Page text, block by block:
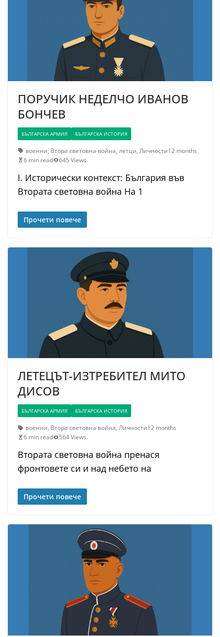
ПОРУЧИК НЕДЕЛЧО ИВАНОВ
БОНЧЕВ
БЪЛГАРСКА АРМИЯ БЪЛГАРСКА ИСТОРИЯ
военни, Втора световна война, летци, Личности12 months
6 min read
645 Views
I. Исторически контекст: България във
Втората световна война На 1
Прочети повече
ЛЕТЕЦЪТ-ИЗТРЕБИТЕЛ МИТО
ДИСОВ
БЪЛГАРСКА АРМИЯ БЪЛГАРСКА ИСТОРИЯ
военни, Втора световна война, Личности12 months
6 min read
564 Views
Втората световна война пренася
фронтовете си и над небето на
Прочети повече